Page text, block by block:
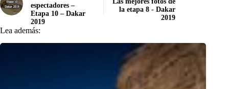
espectadores –
Etapa 10 – Dakar
2019
la etapa 8 - Dakar
2019
Lea además: